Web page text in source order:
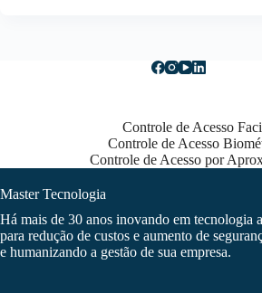
Controle de Acesso
Controle de Acesso
Controle de Acesso por
Master Tecnologia
Há mais de 30 anos inovando em tecnologia
para redução de custos e aumento de
e humanizando a gestão de sua empresa.